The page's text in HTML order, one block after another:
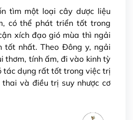
tìm một loại cây dược liệu
có thể phát triển tốt trong
xích đạo gió mùa thì ngải
tốt nhất. Theo Đông y, ngải
thơm, tính ấm, đi vào kinh tỳ
tác dụng rất tốt trong việc trị
và điều trị suy nhược cơ